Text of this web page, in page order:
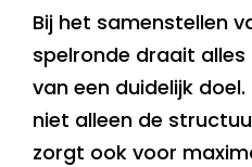
Bij het samenstellen
spelronde draait
van een duidelijk
niet alleen de
zorgt ook voor